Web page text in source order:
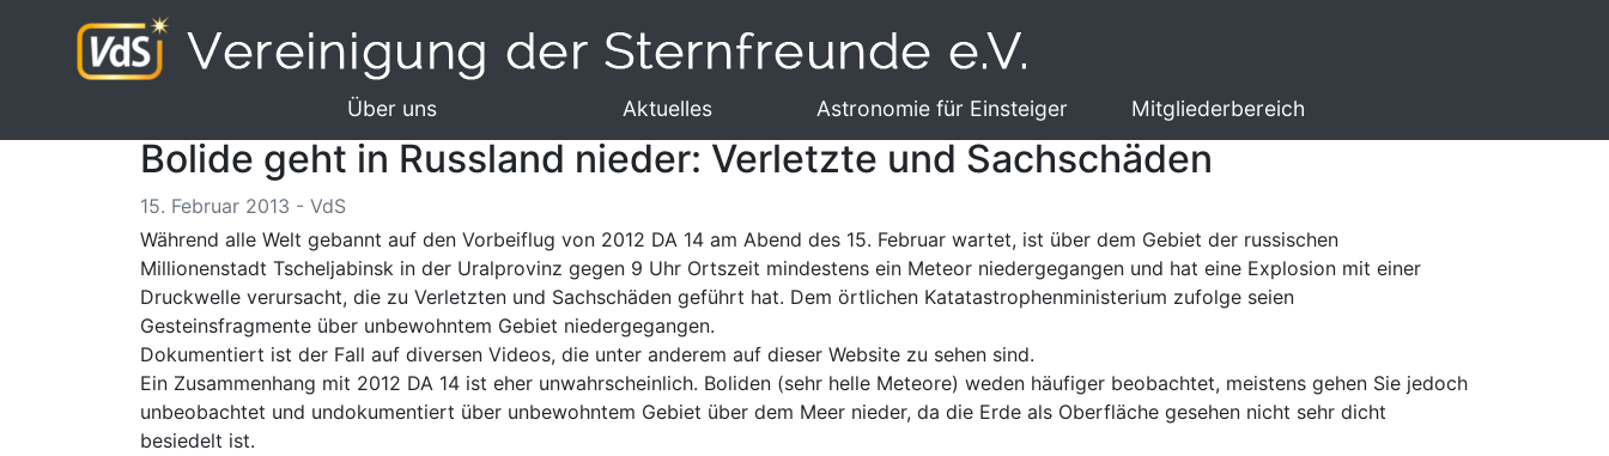
Über uns Aktuelles Astronomie für Einsteiger Mitgliederbereich
Bolide geht in Russland nieder: Verletzte und Sachschäden
15. Februar 2013 - VdS
Während alle Welt gebannt auf den Vorbeiflug von 2012 DA 14 am Abend des 15. Februar wartet, ist über dem Gebiet der russischen
Millionenstadt Tscheljabinsk in der Uralprovinz gegen 9 Uhr Ortszeit mindestens ein Meteor niedergegangen und hat eine Explosion mit einer
Druckwelle verursacht, die zu Verletzten und Sachschäden geführt hat. Dem örtlichen Katatastrophenministerium zufolge seien
Gesteinsfragmente über unbewohntem Gebiet niedergegangen.
Dokumentiert ist der Fall auf diversen Videos, die unter anderem auf dieser Website zu sehen sind.
Ein Zusammenhang mit 2012 DA 14 ist eher unwahrscheinlich. Boliden (sehr helle Meteore) weden häufiger beobachtet, meistens gehen Sie jedoch
unbeobachtet und undokumentiert über unbewohntem Gebiet über dem Meer nieder, da die Erde als Oberfläche gesehen nicht sehr dicht
besiedelt ist.